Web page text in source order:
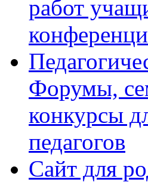
работ
Форумы,
конкурсы
педагогов
Сайт для